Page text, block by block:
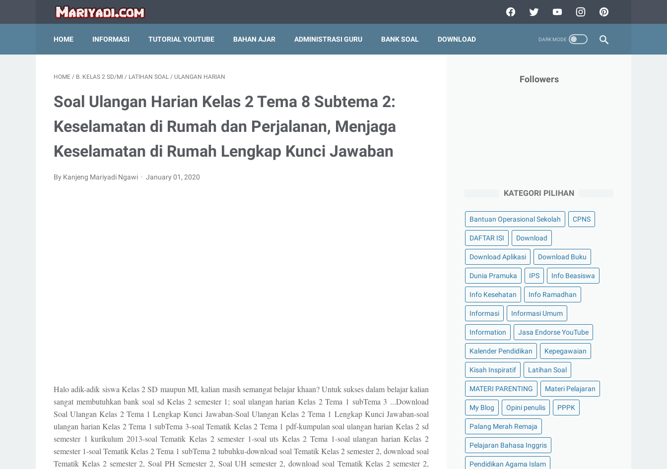
HOME INFORMASI TUTORIAL YOUTUBE BAHAN AJAR ADMINISTRASI GURU BANK SOAL DOWNLOAD
HOME / B. KELAS 2 SD/MI / LATIHAN SOAL / ULANGAN HARIAN
Soal Ulangan Harian Kelas 2 Tema 8 Subtema 2:
Keselamatan di Rumah dan Perjalanan, Menjaga
Keselamatan di Rumah Lengkap Kunci Jawaban
By Kanjeng Mariyadi Ngawi January 01, 2020
Halo adik-adik siswa Kelas 2 SD maupun MI, kalian masih semangat belajar khaan? Untuk sukses dalam belajar kalian
sangat membutuhkan bank soal sd Kelas 2 semester 1; soal ulangan harian Kelas 2 Tema 1 subTema 3 ...Download
Soal Ulangan Kelas 2 Tema 1 Lengkap Kunci Jawaban-Soal Ulangan Kelas 2 Tema 1 Lengkap Kunci Jawaban-soal
ulangan harian Kelas 2 Tema 1 subTema 3-soal Tematik Kelas 2 Tema 1 pdf-kumpulan soal ulangan harian Kelas 2 sd
semester 1 kurikulum 2013-soal Tematik Kelas 2 semester 1-soal uts Kelas 2 Tema 1-soal ulangan harian Kelas 2
semester 1-soal Tematik Kelas 2 Tema 1 subTema 2 tubuhku-download soal Tematik Kelas 2 semester 2, download soal
Tematik Kelas 2 semester 2, Soal PH Semester 2, Soal UH semester 2, download soal Tematik Kelas 2 semester 2,
Followers
KATEGORI PILIHAN
Bantuan Operasional Sekolah CPNS
DAFTAR ISI Download
Download Aplikasi Download Buku
Dunia Pramuka IPS Info Beasiswa
Info Kesehatan Info Ramadhan
Informasi Informasi Umum
Information Jasa Endorse YouTube
Kalender Pendidikan Kepegawaian
Kisah Inspiratif Latihan Soal
MATERI PARENTING Materi Pelajaran
My Blog Opini penulis PPPK
Palang Merah Remaja
Pelajaran Bahasa Inggris
Pendidikan Agama Islam